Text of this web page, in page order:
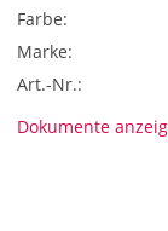
Farbe:
Marke:
Art.-Nr.:
Dokumente